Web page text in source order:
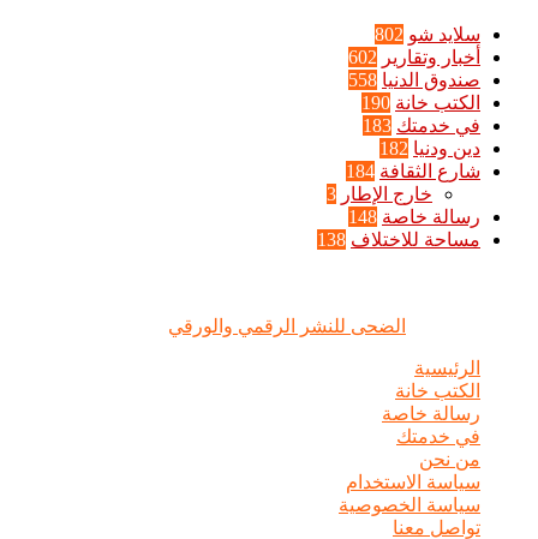
سلايد شو 802
أخبار وتقارير 602
صندوق الدنيا 558
الكتب خانة 190
في خدمتك 183
دين ودنيا 182
شارع الثقافة 184
خارج الإطار 3
رسالة خاصة 148
مساحة للاختلاف 138
الضحى للنشر الرقمي والورقي
الرئيسية
الكتب خانة
رسالة خاصة
في خدمتك
من نحن
سياسة الاستخدام
سياسة الخصوصية
تواصل معنا